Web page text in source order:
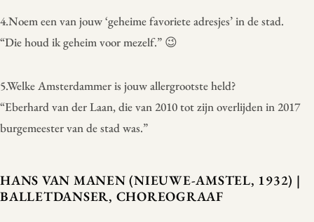
4.Noem een van jouw ‘geheime favoriete adresjes’ in de stad.
“Die houd ik geheim voor mezelf.” 😉
5.Welke Amsterdammer is jouw allergrootste held?
“Eberhard van der Laan, die van 2010 tot zijn overlijden in 2017
burgemeester van de stad was.”
HANS VAN MANEN (NIEUWE-AMSTEL, 1932) |
BALLETDANSER, CHOREOGRAAF